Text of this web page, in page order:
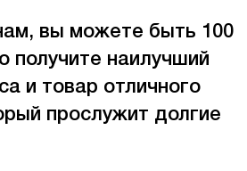
вы можете быть 100
получите наилучший
и товар отличного
прослужит долгие